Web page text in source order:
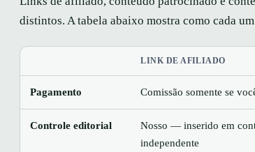
distintos. A tabela abaixo mostra como cada
LINK DE AFILIADO
Pagamento Comissão somente se
Controle editorial
Nosso — inserido em
independente